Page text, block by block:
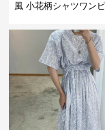
風 小花柄シャツワン